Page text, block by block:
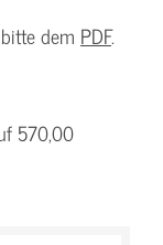
dem PDF.
570,00